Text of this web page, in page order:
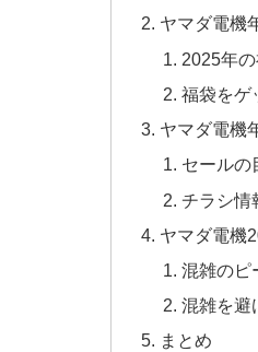
ヤマダ電機
2025年
福袋をゲ
ヤマダ電機
セールの
チラシ情
ヤマダ電機
混雑のピ
混雑を避
まとめ